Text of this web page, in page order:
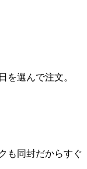
を選んで注文。
も同封だからすぐ